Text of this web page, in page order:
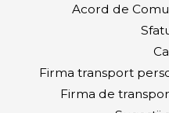
Acord de
Firma transport
Firma de